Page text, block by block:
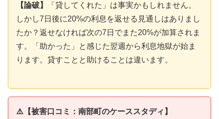
【論破】
「貸してくれた」は事実かもしれません。
しかし7日後に20%の利息を返せる見通しはありまし
たか？返せなければ次の7日でまた20%が加算されま
す。「助かった」と感じた翌週から利息地獄が始ま
ります。貸すことと助けることは違います。
⚠️【被害口コミ：南部町のケーススタディ】